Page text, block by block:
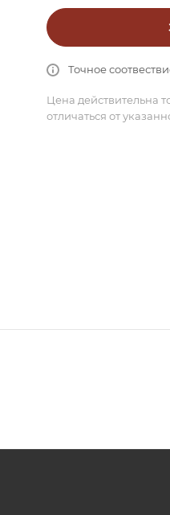
Точное
Цена действительна
отличаться от